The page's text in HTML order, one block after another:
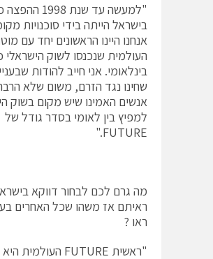
"למעשה עד שנת 1998
בישראל הייתה בידי סוכנויות
אנחנו היינו הראשונים יחד עם
העולמית שנכנסו לשוק הישראלי
בינלאומי. אני חייב להודות
שחינו נגד הזרם, משום שלא
אנשים האמינו שיש מקום בשוק
למפיץ בין לאומי בסדר גודל של
FUTURE."
מה גרם לכם לבחור דווקא
ראיתם אז משהו שכל האחרים
ראו ?
"ראשית FUTURE העולמית היא